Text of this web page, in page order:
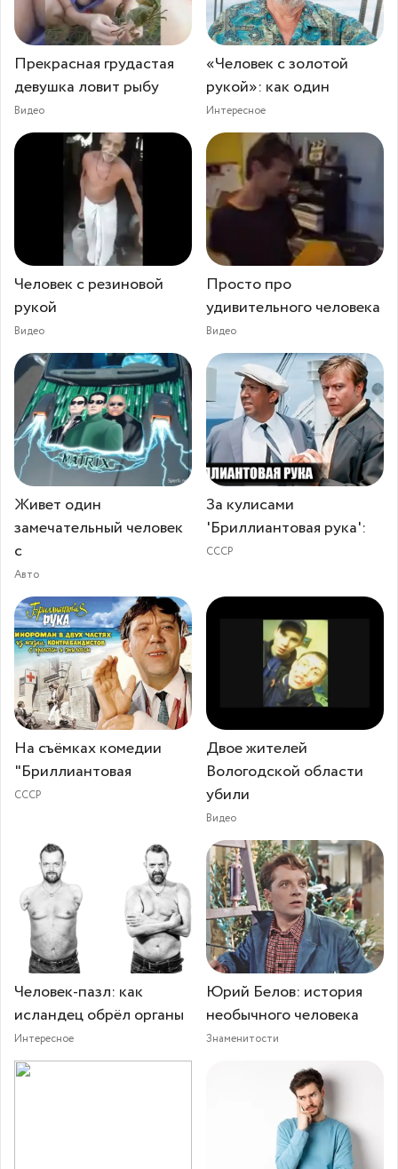
Прекрасная грудастая
девушка ловит рыбу
Видео
«Человек с золотой
рукой»: как один
Интересное
Человек с резиновой
рукой
Видео
Просто про
удивительного человека
Видео
Живет один
замечательный человек
с
Авто
За кулисами
'Бриллиантовая рука':
СССР
На съёмках комедии
"Бриллиантовая
СССР
Двое жителей
Вологодской области
убили
Видео
Человек-пазл: как
исландец обрёл органы
Интересное
Юрий Белов: история
необычного человека
Знаменитости